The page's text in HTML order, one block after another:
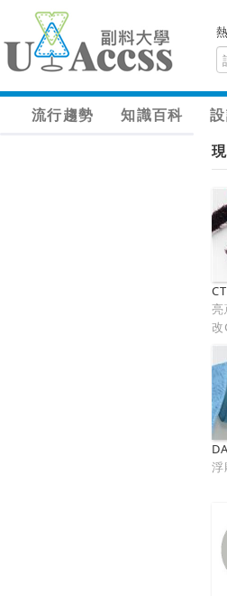
流行趨勢 知識百科
改